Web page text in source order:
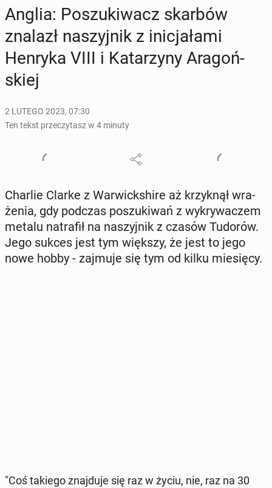
Anglia: Po­szu­ki­wacz skarbów
znalazł na­szyj­nik z ini­cja­ła­mi
Henryka VIII i Ka­ta­rzy­ny Ara­goń­
skiej
2 LUTEGO 2023, 07:30
Ten tekst przeczytasz w 4 minuty
Charlie Clarke z War­wick­shi­re aż krzyk­nął wra­
że­nia, gdy podczas po­szu­ki­wań z wy­kry­wa­czem
metalu na­tra­fił na na­szyj­nik z czasów Tudorów.
Jego sukces jest tym większy, że jest to jego
nowe hobby - zajmuje się tym od kilku mie­się­cy.
"Coś takiego znaj­du­je się raz w życiu, nie, raz na 30